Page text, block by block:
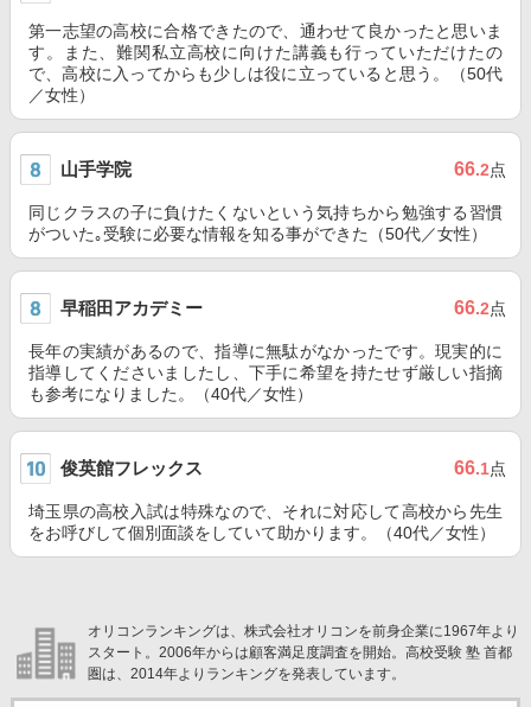
第一志望の高校に合格できたので、通わせて良かったと思いま
す。また、難関私立高校に向けた講義も行っていただけたの
で、高校に入ってからも少しは役に立っていると思う。（50代
／女性）
山手学院 66.2点
同じクラスの子に負けたくないという気持ちから勉強する習慣
がついた｡受験に必要な情報を知る事ができた（50代／女性）
早稲田アカデミー 66.2点
長年の実績があるので、指導に無駄がなかったです。現実的に
指導してくださいましたし、下手に希望を持たせず厳しい指摘
も参考になりました。（40代／女性）
俊英館フレックス 66.1点
埼玉県の高校入試は特殊なので、それに対応して高校から先生
をお呼びして個別面談をしていて助かります。（40代／女性）
オリコンランキングは、株式会社オリコンを前身企業に1967年より
スタート。2006年からは顧客満足度調査を開始。高校受験 塾 首都
圏は、2014年よりランキングを発表しています。